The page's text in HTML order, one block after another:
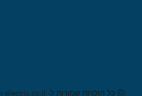
Ⓒ כל הזכויות שמורות ל- gush-electric.co.il